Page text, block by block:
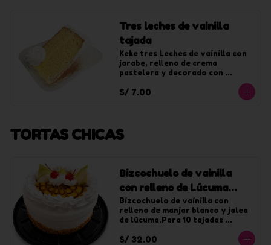
Tres leches de vainilla
tajada
Keke tres Leches de vainilla con
jarabe, relleno de crema
pastelera y decorado con
S/ 7.00
TORTAS CHICAS
Bizcochuelo de vainilla
con relleno de Lúcuma
chica
Bizcochuelo de vainilla con
relleno de manjar blanco y jalea
de lúcuma.Para 10 tajadas
S/ 32.00